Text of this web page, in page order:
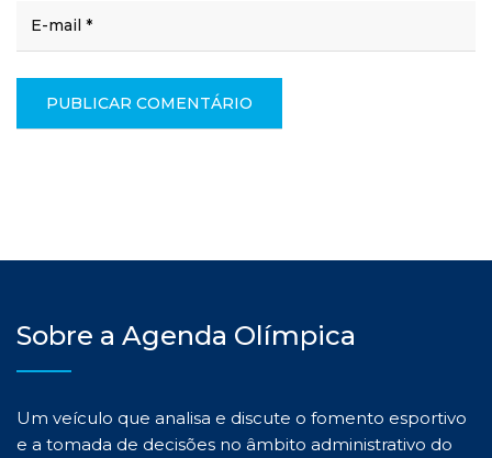
Sobre a Agenda Olímpica
Um veículo que analisa e discute o fomento esportivo
e a tomada de decisões no âmbito administrativo do